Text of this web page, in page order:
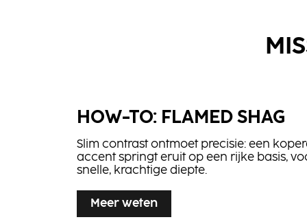
BLONDE
EXPERT Insta
Strong
Shampoo
NN2
Finishing
Serum
HOW-TO: FLAMED SHAG
Slim contrast ontmoet precisie: een
accent springt eruit op een rijke basis,
snelle, krachtige diepte.
Meer weten